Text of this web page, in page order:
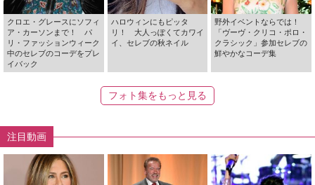
クロエ・グレースにソフィ
ア・カーソンまで！ パ
リ・ファッションウィーク
中のセレブのコーデをプレ
イバック
ハロウィンにもピッタ
リ！ 大人っぽくてカワイ
イ、セレブの秋ネイル
野外イベントならでは！
「ヴーヴ・クリコ・ポロ・
クラシック」参加セレブの
鮮やかなコーデ集
フォト集をもっと見る
注目動画